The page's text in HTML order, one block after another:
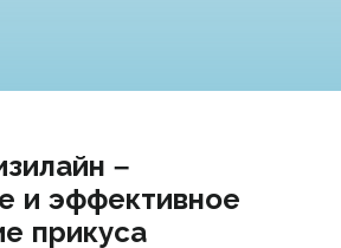
–
и эффективное
прикуса